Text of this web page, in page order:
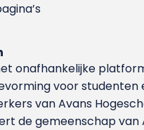
onafhankelijke
voor studenten
van Avans
de gemeenschap van